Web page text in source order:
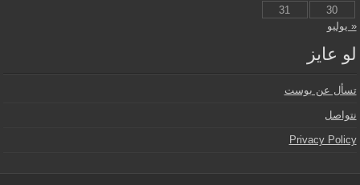
30
31
« يوليو
لو عايز
تسأل عن بوست
نتواصل
Privacy Policy